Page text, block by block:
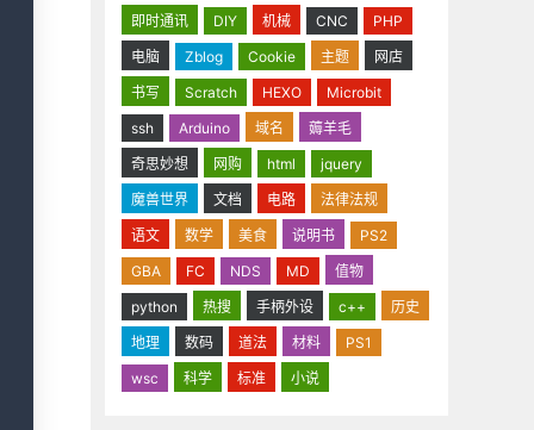
即时通讯
DIY 机械 CNC
PHP
电脑
Zblog Cookie 主题
网店
书写
Scratch HEXO
Microbit
ssh
Arduino 域名
薅羊毛
奇思妙想
网购 html
jquery
魔兽世界
文档 电路
法律法规
语文
数学 美食 说明书
PS2
GBA
FC NDS MD
值物
python
热搜 手柄外设 c++
历史
地理
数码 道法 材料
PS1
wsc
科学 标准 小说